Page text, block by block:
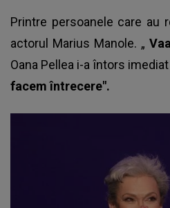
Printre persoanele care au
actorul Marius Manole. „
Oana Pellea i-a întors
facem întrecere".